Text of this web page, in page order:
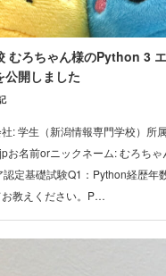
むろちゃん様のPython 3
公開しました
: 学生（新潟情報専門学校）所
お名前orニックネーム: むろち
定基礎試験Q1：Python経歴年
教えください。P…